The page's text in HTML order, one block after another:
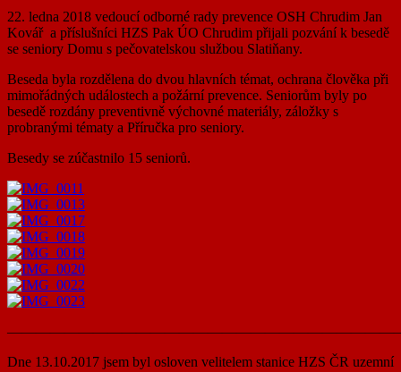
22. ledna 2018 vedoucí odborné rady prevence OSH Chrudim Jan
Kovář a příslušníci HZS Pak ÚO Chrudim přijali pozvání k besedě
se seniory Domu s pečovatelskou službou Slatiňany.
Beseda byla rozdělena do dvou hlavních témat, ochrana člověka při
mimořádných událostech a požární prevence. Seniorům byly po
besedě rozdány preventivně výchovné materiály, záložky s
probranými tématy a Příručka pro seniory.
Besedy se zúčastnilo 15 seniorů.
Dne 13.10.2017 jsem byl osloven velitelem stanice HZS ČR uzemní